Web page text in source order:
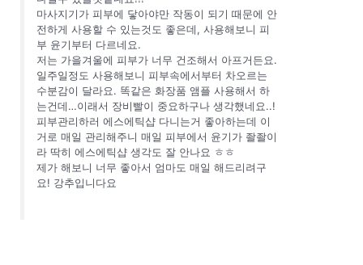
마사지기가 피부에 닿아야만 작동이 되기 때문에 안
전하게 사용할 수 있는것도 좋은데, 사용해보니 피
부 윤기부터 다르네요.
저는 가을겨울에 피부가 너무 건조해서 아프거든요.
일주일정도 사용해보니 피부속에서부터 차오르는
수분감이 달라요. 똑같은 화장품 앰플 사용해서 하
는건데…이래서 장비빨이 중요하구나 생각했네요..!
피부관리하러 에스에틱샵 다니는거 좋아하는데 이
거로 매일 관리해주니 매일 피부에서 윤기가 좔좔이
라 딱히 에스에틱샵 생각도 잘 안나요 ㅎㅎ
제가 해보니 너무 좋아서 엄마도 매일 해드리려구
요! 강추입니다요